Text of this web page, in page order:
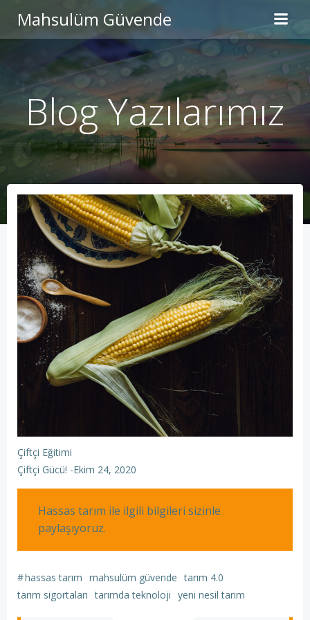
İçeriğe
geç
Mahsulüm Güvende
Blog Yazılarımız
Çiftçi Eğitimi
Çiftçi Gücü! -Ekim 24, 2020
Hassas tarım ile ilgili bilgileri sizinle
paylaşıyoruz.
#hassas tarım mahsulüm güvende tarım 4.0
tarım sigortaları tarımda teknoloji yeni nesil tarım